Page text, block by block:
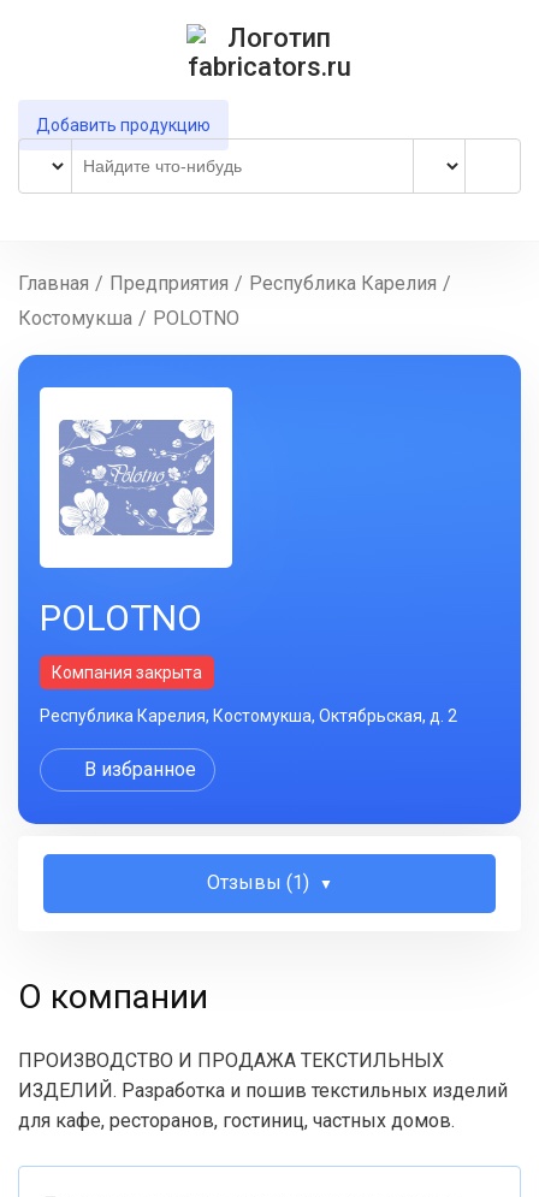
Добавить продукцию
Главная / Предприятия / Республика Карелия /
Костомукша / POLOTNO
POLOTNO
Компания закрыта
Республика Карелия, Костомукша, Октябрьская, д. 2
В избранное
Отзывы (1)
О компании
ПРОИЗВОДСТВО И ПРОДАЖА ТЕКСТИЛЬНЫХ
ИЗДЕЛИЙ. Разработка и пошив текстильных изделий
для кафе, ресторанов, гостиниц, частных домов.